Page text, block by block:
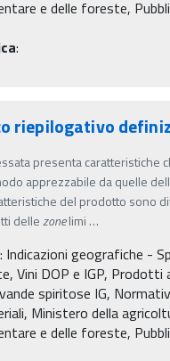
e delle foreste,
:
riepilogativo
presenta caratteristiche
apprezzabile da quelle
del prodotto sono
dellezonelimi …
: Indicazioni geografiche -
Vini DOP e IGP, Prodotti
spiritose IG,
Ministero della
e delle foreste,